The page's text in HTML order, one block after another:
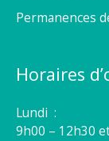
Permanences
Horaires
Lundi :
9h00 – 12h30